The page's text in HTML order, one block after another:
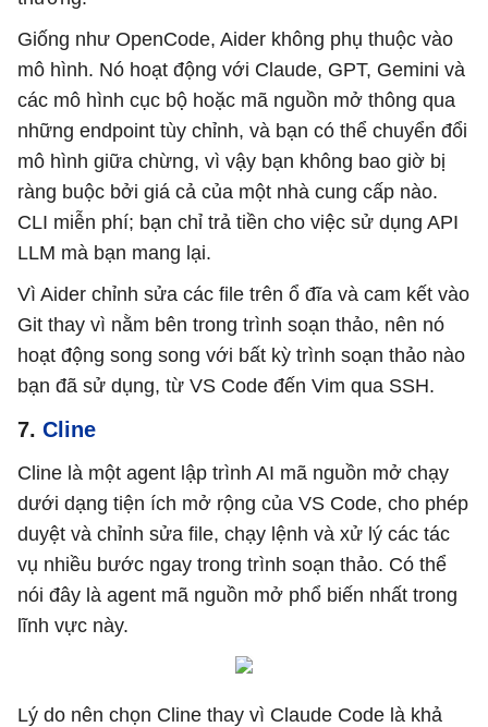
Giống như OpenCode, Aider không phụ thuộc vào
mô hình. Nó hoạt động với Claude, GPT, Gemini và
các mô hình cục bộ hoặc mã nguồn mở thông qua
những endpoint tùy chỉnh, và bạn có thể chuyển đổi
mô hình giữa chừng, vì vậy bạn không bao giờ bị
ràng buộc bởi giá cả của một nhà cung cấp nào.
CLI miễn phí; bạn chỉ trả tiền cho việc sử dụng API
LLM mà bạn mang lại.
Vì Aider chỉnh sửa các file trên ổ đĩa và cam kết vào
Git thay vì nằm bên trong trình soạn thảo, nên nó
hoạt động song song với bất kỳ trình soạn thảo nào
bạn đã sử dụng, từ VS Code đến Vim qua SSH.
7. Cline
Cline là một agent lập trình AI mã nguồn mở chạy
dưới dạng tiện ích mở rộng của VS Code, cho phép
duyệt và chỉnh sửa file, chạy lệnh và xử lý các tác
vụ nhiều bước ngay trong trình soạn thảo. Có thể
nói đây là agent mã nguồn mở phổ biến nhất trong
lĩnh vực này.
Lý do nên chọn Cline thay vì Claude Code là khả